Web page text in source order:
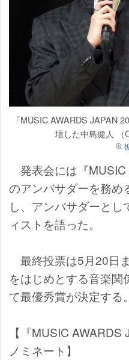
『MUSIC AWARDS JAPAN
壇した中島健人 （
発表会には『MUSIC
のアンバサダーを務め
し、アンバサダーと
ィストを語った。
最終投票は5月20日
をはじめとする音楽関
て最優秀賞が決定する。
【『MUSIC
ノミネート】